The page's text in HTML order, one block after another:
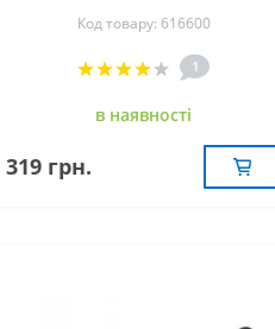
Код товару: 616600
1
в наявностi
319 грн.